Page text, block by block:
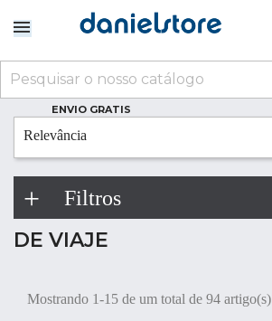
ENVIO GRATIS
Relevância
Filtros
DE VIAJE
Mostrando 1-15 de um total de 94 artigo(s)